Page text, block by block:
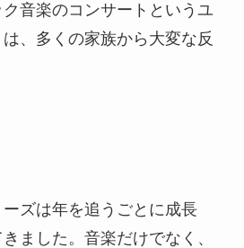
音楽のコンサートというユ
、多くの家族から大変な反
ズは年を追うごとに成長
ました。音楽だけでなく、